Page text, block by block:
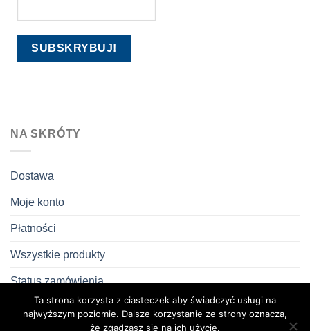
NA SKRÓTY
Dostawa
Moje konto
Płatności
Wszystkie produkty
Status zamówienia
Zwroty i reklamacje
Ta strona korzysta z ciasteczek aby świadczyć usługi na
najwyższym poziomie. Dalsze korzystanie ze strony oznacza,
że zgadzasz się na ich użycie.